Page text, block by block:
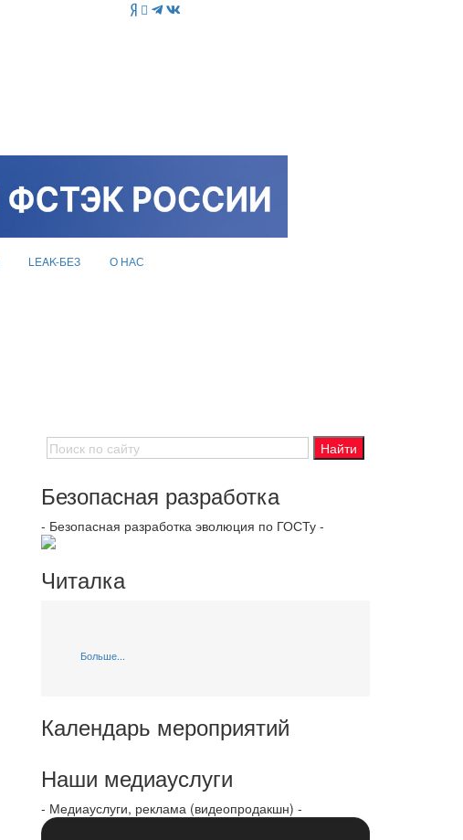
LEAK-БЕЗ О НАС
Безопасная разработка
- Безопасная разработка эволюция по ГОСТу -
Читалка
Больше...
Календарь мероприятий
Наши медиауслуги
- Медиауслуги, реклама (видеопродакшн) -